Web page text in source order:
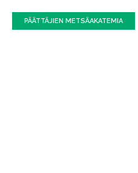
PÄÄTTÄJIEN METSÄAKATEMIA